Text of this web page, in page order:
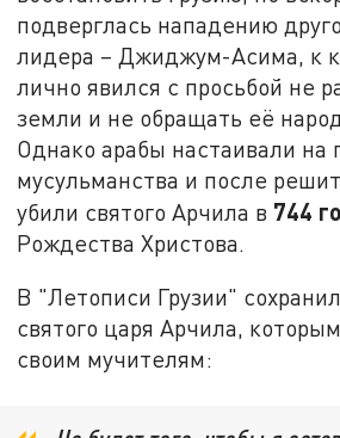
подверглась нападению
лидера – Джиджум-Асима, к
лично явился с просьбой не
земли и не обращать её
Однако арабы настаивали на
мусульманства и после
убили святого Арчила в 744
Рождества Христова.
В "Летописи Грузии"
святого царя Арчила,
своим мучителям: